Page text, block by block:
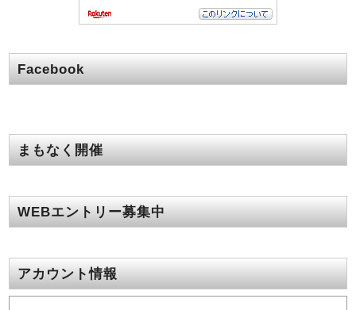
Facebook
まもなく開催
WEBエントリー募集中
アカウント情報